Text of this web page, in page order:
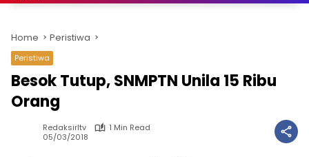
Home Peristiwa
Peristiwa
Besok Tutup, SNMPTN Unila 15 Ribu
Orang
Redaksirltv
1 Min Read
05/03/2018